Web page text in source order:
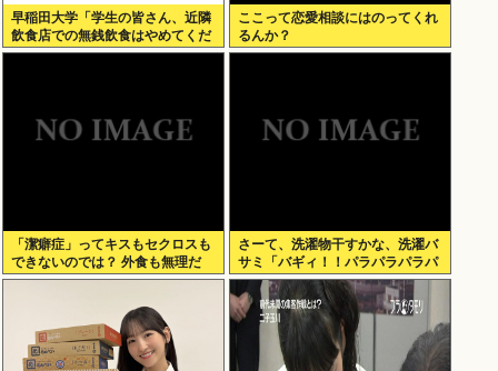
早稲田大学「学生の皆さん、近隣
飲食店での無銭飲食はやめてくだ
さい」
ここって恋愛相談にはのってくれ
るんか？
「潔癖症」ってキスもセクロスも
できないのでは？ 外食も無理だ
ろ。
さーて、洗濯物干すかな、洗濯バ
サミ「バギィ！！パラパラパラパ
ラ」